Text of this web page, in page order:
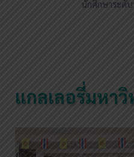
นักศึกษาระดั
แกลเลอรี่มหา